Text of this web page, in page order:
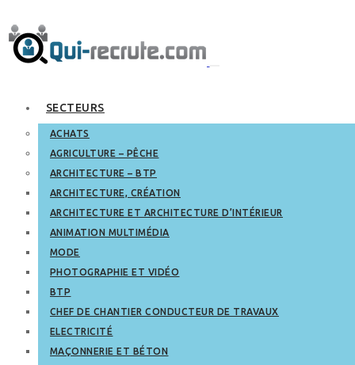
SECTEURS
ACHATS
AGRICULTURE – PÊCHE
ARCHITECTURE – BTP
ARCHITECTURE, CRÉATION
ARCHITECTURE ET ARCHITECTURE D’INTÉRIEUR
ANIMATION MULTIMÉDIA
MODE
PHOTOGRAPHIE ET VIDÉO
BTP
CHEF DE CHANTIER CONDUCTEUR DE TRAVAUX
ELECTRICITÉ
MAÇONNERIE ET BÉTON